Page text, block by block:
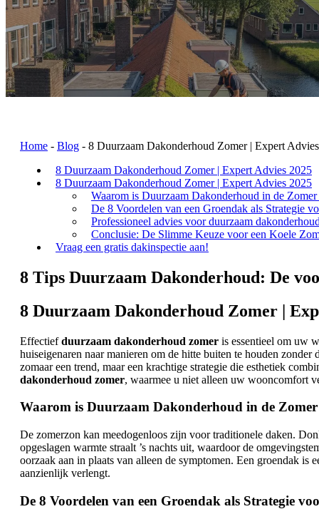
Home - Blog - 8 Duurzaam Dakonderhoud Zomer | Expert
8 Duurzaam Dakonderhoud Zomer | Expert Advies 2025
8 Duurzaam Dakonderhoud Zomer | Expert Advies 2025
Waarom is Duurzaam Dakonderhoud in de
De 8 Voordelen van een Groendak als Strategie
Professioneel advies voor duurzaam
Conclusie: De Slimme Keuze voor een Koele
Vraag een gratis dakinspectie aan!
8 Tips Duurzaam Dakonderhoud: De
8 Duurzaam Dakonderhoud Zomer |
Effectiefduurzaam dakonderhoud zomer is essentieel om uw
huiseigenaren naar manieren om de hitte buiten te houden
zomaar een trend, maar een krachtige strategie die esthetiek
dakonderhoud zomer, waarmee u niet alleen uw wooncomfort
Waarom is Duurzaam Dakonderhoud in de
De zomerzon kan meedogenloos zijn voor traditionele daken.
opgeslagen warmte straalt ’s nachts uit, waardoor de
oorzaak aan in plaats van alleen de symptomen. Een groendak
aanzienlijk verlengt.
De 8 Voordelen van een Groendak als Strategie